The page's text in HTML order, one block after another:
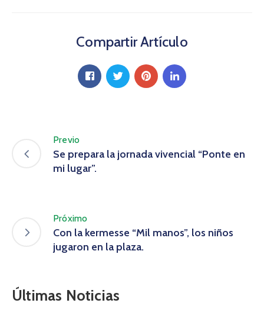
Compartir Artículo
Previo
Se prepara la jornada vivencial “Ponte en
mi lugar”.
Próximo
Con la kermesse “Mil manos”, los niños
jugaron en la plaza.
Últimas Noticias